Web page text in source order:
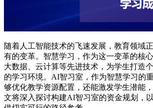
随着人工智能技术的飞速发展，教育领域
有的变革。智慧学习，作为这一变革的核
大数据、云计算等先进技术，为学生打造
的学习环境。AI智习室，作为智慧学习的
够优化教学资源配置，还能激发学生潜能
文将深入探讨构建AI智习室的资金规划，